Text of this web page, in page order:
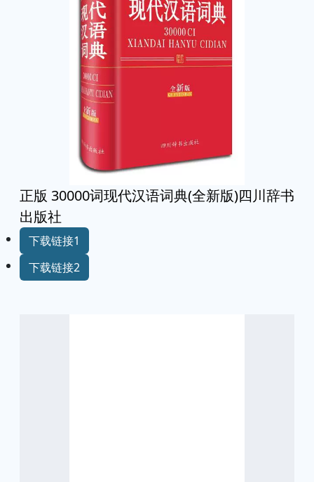
正版 30000词现代汉语词典(全新版)四川辞书
出版社
下载链接1
下载链接2